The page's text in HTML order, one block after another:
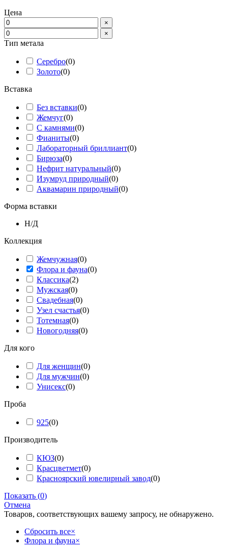
Цена
×
×
Тип метала
Серебро(0)
Золото(0)
Вставка
Без вставки(0)
Жемчуг(0)
С камнями(0)
Фианиты(0)
Лабораторный бриллиант(0)
Бирюза(0)
Нефрит натуральный(0)
Изумруд природный(0)
Аквамарин природный(0)
Форма вставки
Н/Д
Коллекция
Жемчужная(0)
Флора и фауна(0)
Классика(2)
Мужская(0)
Свадебная(0)
Узел счастья(0)
Тотемная(0)
Новогодняя(0)
Для кого
Для женщин(0)
Для мужчин(0)
Унисекс(0)
Проба
925(0)
Производитель
КЮЗ(0)
Красцветмет(0)
Красноярский ювелирный завод(0)
Показать (0)
Отмена
Товаров, соответствующих вашему запросу, не обнаружено.
Сбросить все×
Флора и фауна×